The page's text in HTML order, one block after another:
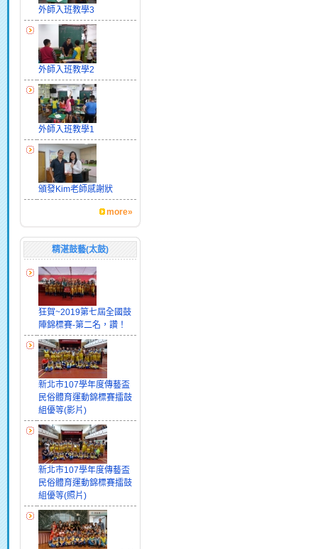
外師入班教學3
外師入班教學2
外師入班教學1
頒發Kim老師感謝狀
more»
精湛鼓藝(太鼓)
狂賀~2019第七屆全國鼓
陣錦標賽-第二名，讚！
新北市107學年度傳藝盃
民俗體育運動錦標賽擂鼓
組優等(影片)
新北市107學年度傳藝盃
民俗體育運動錦標賽擂鼓
組優等(照片)